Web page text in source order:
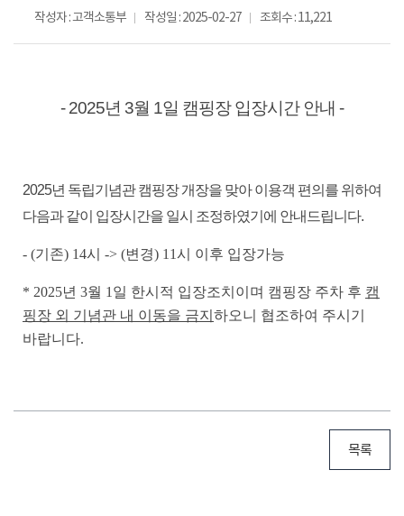
작성자 : 고객소통부 작성일 : 2025-02-27 조회수 : 11,221
- 2025년 3월 1일 캠핑장 입장시간 안내 -
2025년 독립기념관 캠핑장 개장을 맞아 이용객 편의를 위하여
다음과 같이 입장시간을 일시 조정하였기에 안내드립니다.
- (기존) 14시 -> (변경) 11시 이후 입장가능
* 2025년 3월 1일 한시적 입장조치이며 캠핑장 주차 후 캠
핑장 외 기념관 내 이동을 금지 하오니 협조하여 주시기
바랍니다.
목록